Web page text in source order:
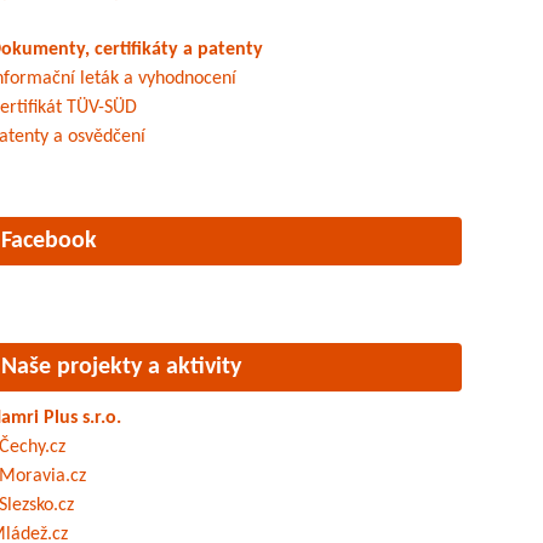
certifikáty a patenty
leták a vyhodnocení
TÜV-SÜD
a osvědčení
Facebook
Naše projekty a aktivity
Plus s.r.o.